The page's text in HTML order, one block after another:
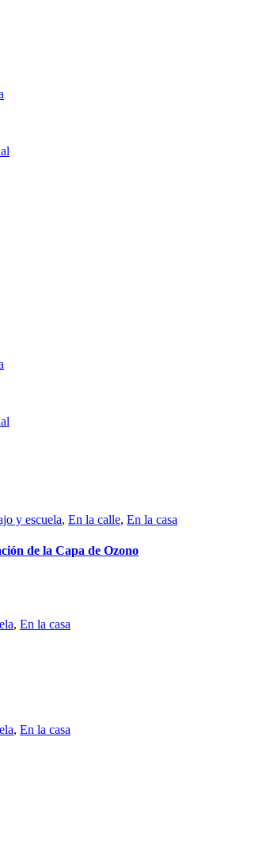
y escuela, En la calle, En la casa
de la Capa de Ozono
, En la casa
, En la casa